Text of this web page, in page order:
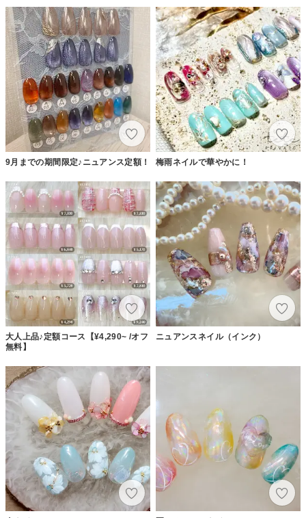
9月までの期間限定♪ニュアンス定額！ 梅雨ネイルで華やかに！
大人上品♪定額コース【¥4,290~ /オフ
無料】
ニュアンスネイル（インク）